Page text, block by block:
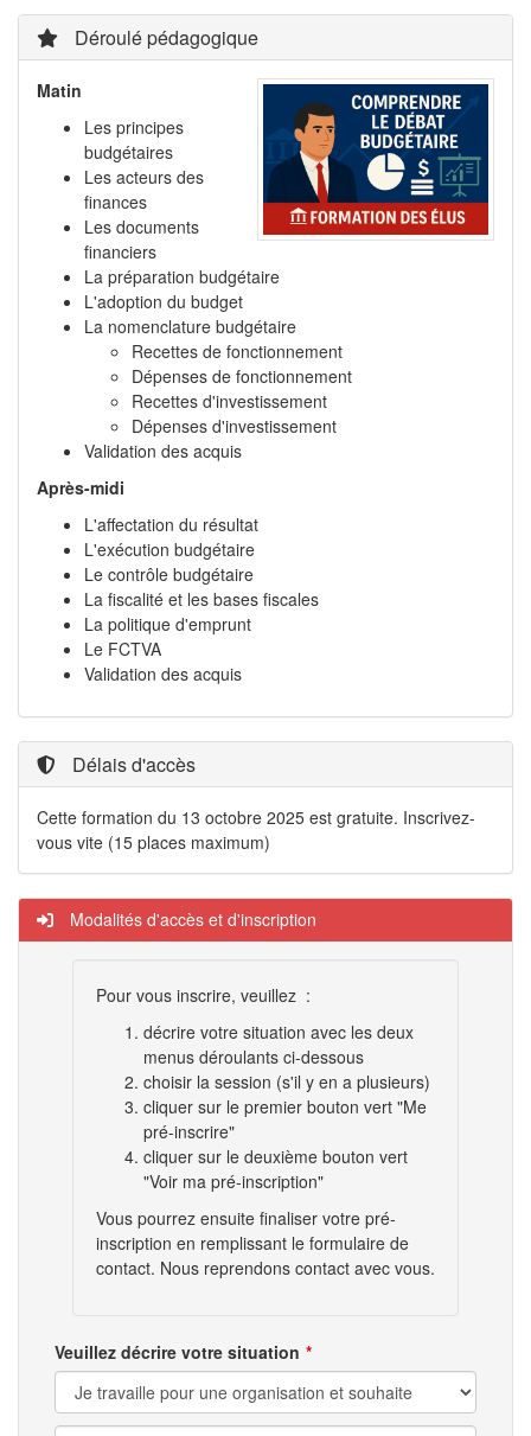
Déroulé pédagogique
Matin
Les principes
budgétaires
Les acteurs des
finances
Les documents
financiers
La préparation budgétaire
L'adoption du budget
La nomenclature budgétaire
Recettes de fonctionnement
Dépenses de fonctionnement
Recettes d'investissement
Dépenses d'investissement
Validation des acquis
Après-midi
L'affectation du résultat
L'exécution budgétaire
Le contrôle budgétaire
La fiscalité et les bases fiscales
La politique d'emprunt
Le FCTVA
Validation des acquis
Délais d'accès
Cette formation du 13 octobre 2025 est gratuite. Inscrivez-
vous vite (15 places maximum)
Modalités d'accès et d'inscription
Pour vous inscrire, veuillez :
décrire votre situation avec les deux
menus déroulants ci-dessous
choisir la session (s'il y en a plusieurs)
cliquer sur le premier bouton vert "Me
pré-inscrire"
cliquer sur le deuxième bouton vert
"Voir ma pré-inscription"
Vous pourrez ensuite finaliser votre pré-
inscription en remplissant le formulaire de
contact. Nous reprendons contact avec vous.
Veuillez décrire votre situation